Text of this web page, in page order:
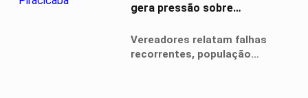
gera pressão sobre
Piracicaba
Vereadores relatam falhas
recorrentes, população